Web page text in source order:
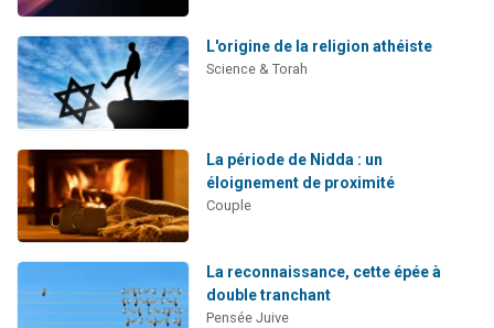
L'origine de la religion athéiste
Science & Torah
La période de Nidda : un
éloignement de proximité
Couple
La reconnaissance, cette épée à
double tranchant
Pensée Juive